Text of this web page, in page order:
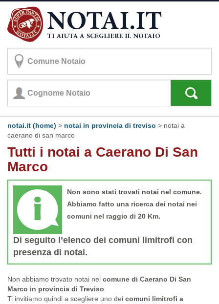
notai.it (home) > notai in provincia di treviso > notai a
caerano di san marco
Tutti i notai a Caerano Di San
Marco
Non sono stati trovati notai nel comune.
Abbiamo fatto una ricerca dei notai nei
comuni nel raggio di 20 Km.
Di seguito l’elenco dei comuni limitrofi con
presenza di notai.
Non abbiamo trovato notai nel comune di Caerano Di San
Marco in provincia di Treviso
Ti invitiamo quindi a scegliere uno dei comuni limitrofi a